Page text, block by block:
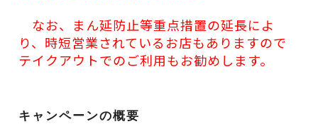
なお、まん延防止等重点措置の延長によ
り、時短営業されているお店もありますので
テイクアウトでのご利用もお勧めします。
キャンペーンの概要